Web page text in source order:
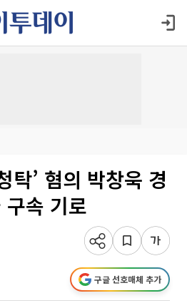
탁’ 혐의 박창욱 경
속 기로
구글 선호매체 추가